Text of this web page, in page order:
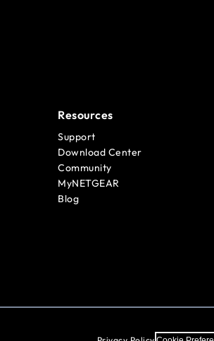
Resources
Support
Download Center
Community
MyNETGEAR
Blog